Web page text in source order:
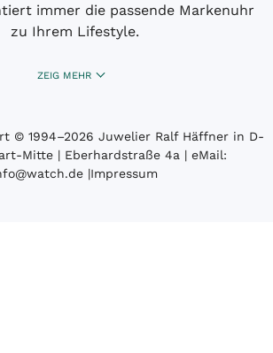
immer die passende Markenuhr
zu Ihrem Lifestyle.
ZEIG MEHR
© 1994­–2026 Juwelier Ralf Häffner in D-
Mitte | Eberhardstraße 4a | eMail:
|Impressum